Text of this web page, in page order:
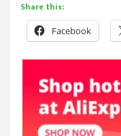
Share this:
Facebook